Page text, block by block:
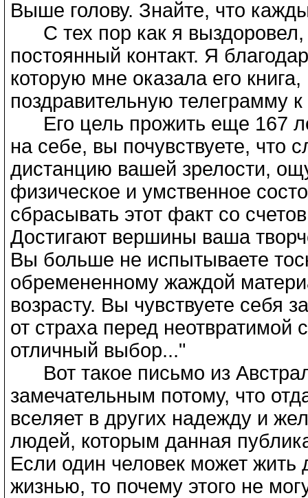
Выше голову. Знайте, что
С тех пор как я
постоянный контакт. Я
которую мне оказала его
поздравительную телеграмму
Его цель прожить еще 167
на себе, вы почувствуете,
дистанцию вашей зрелости,
физическое и умственное
сбрасывать этот факт со
Достигают вершины ваша
Вы больше не испытываете
обремененному жаждой
возрасту. Вы чувствуете
от страха перед неотвратимой
отличный выбор..."
Вот такое письмо из
замечательным потому, что
вселяет в других надежду и
людей, которым данная
Если один человек может жить
жизнью, то почему этого не